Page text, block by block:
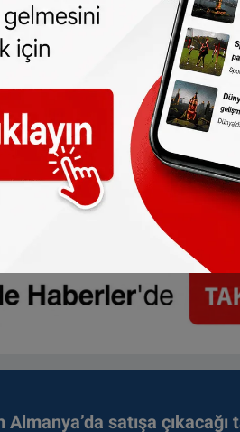
Almanya’da satışa çıkacağı